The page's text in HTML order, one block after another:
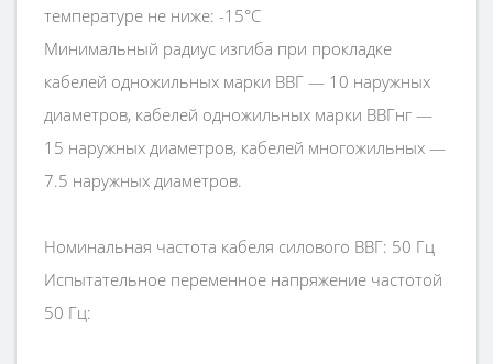
температуре не ниже: -15°С
Минимальный радиус изгиба при прокладке
кабелей одножильных марки ВВГ — 10 наружных
диаметров, кабелей одножильных марки ВВГнг —
15 наружных диаметров, кабелей многожильных —
7.5 наружных диаметров.
Номинальная частота кабеля силового ВВГ: 50 Гц
Испытательное переменное напряжение частотой
50 Гц: